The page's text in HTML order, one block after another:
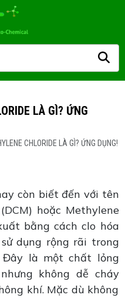
LÀ GÌ? ỨNG
CHLORIDE LÀ GÌ? ỨNG DỤNG!
còn biết đến với tên
(DCM) hoặc Methylene
bằng cách clo hóa
dụng rộng rãi trong
Đây là một chất lỏng
không dễ cháy
khí. Mặc dù không